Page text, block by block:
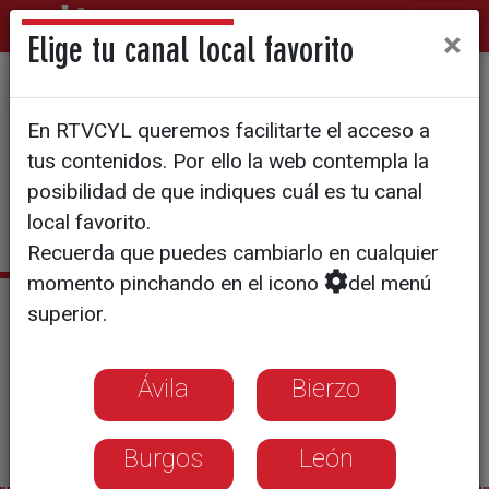
Bin Laden murió de un
disparo en la cabeza
Noticias relacionadas
Bin Laden fue abatido en un lujoso complejo
junto a uno de sus hijos
Elige tu canal local favorito ×
En RTVCYL queremos facilitarte el acceso a
tus contenidos. Por ello la web contempla la
posibilidad de que indiques cuál es tu canal
local favorito.
Recuerda que puedes cambiarlo en cualquier
momento pinchando en el icono
del menú
superior.
Ávila Bierzo
Burgos León